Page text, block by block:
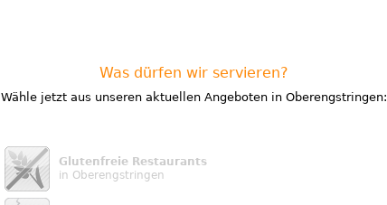
Was dürfen wir servieren?
Wähle jetzt aus unseren aktuellen Angeboten in Oberengstringen:
Glutenfreie Restaurants
in Oberengstringen